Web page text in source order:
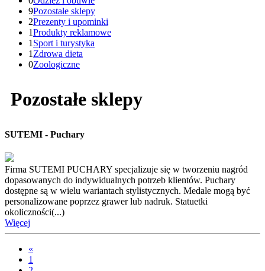
9Pozostałe sklepy
2Prezenty i upominki
1Produkty reklamowe
1 Sport i turystyka
1 Zdrowa dieta
0Zoologiczne
Pozostałe sklepy
SUTEMI - Puchary
Firma SUTEMI PUCHARY specjalizuje się w tworzeniu nagród
dopasowanych do indywidualnych potrzeb klientów. Puchary
dostępne są w wielu wariantach stylistycznych. Medale mogą być
personalizowane poprzez grawer lub nadruk. Statuetki
okoliczności(...)
Więcej
«
1